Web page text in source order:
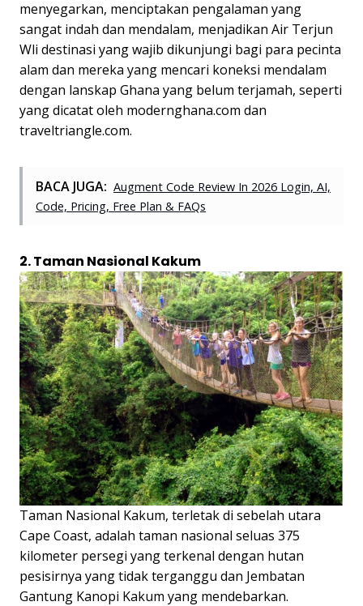
menyegarkan, menciptakan pengalaman yang
sangat indah dan mendalam, menjadikan Air Terjun
Wli destinasi yang wajib dikunjungi bagi para pecinta
alam dan mereka yang mencari koneksi mendalam
dengan lanskap Ghana yang belum terjamah, seperti
yang dicatat oleh modernghana.com dan
traveltriangle.com.
BACA JUGA: Augment Code Review In 2026 Login, AI,
Code, Pricing, Free Plan & FAQs
2. Taman Nasional Kakum
Taman Nasional Kakum, terletak di sebelah utara
Cape Coast, adalah taman nasional seluas 375
kilometer persegi yang terkenal dengan hutan
pesisirnya yang tidak terganggu dan Jembatan
Gantung Kanopi Kakum yang mendebarkan.